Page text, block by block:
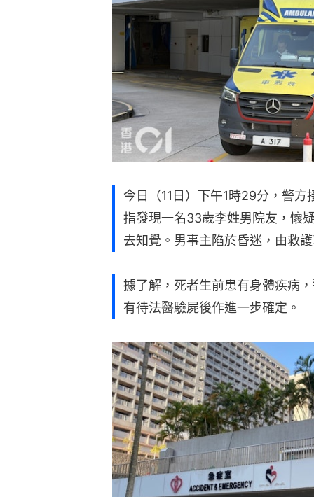
今日（11日）下午1時29分，警
指發現一名33歲李姓男院友，懷
去知覺。男事主陷於昏迷，由救
據了解，死者生前患有身體疾病
有待法醫驗屍後作進一步確定。